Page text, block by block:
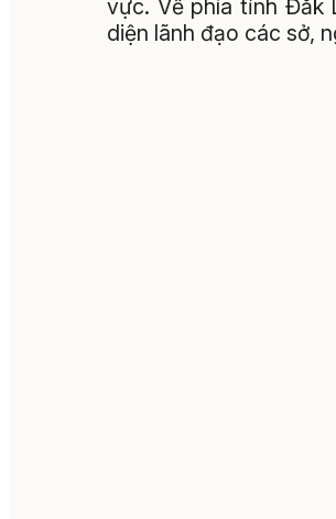
vực. Về phía tỉnh Đắk
diện lãnh đạo các sở,